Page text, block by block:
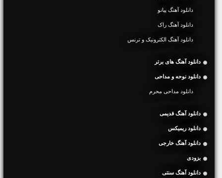
دانلود آهنگ پیانو
دانلود آهنگ راک
دانلود آهنگ الکترونیک و ترنس
دانلود آهنگ های برتر
دانلود نوحه و مداحی
دانلود مداحی محرم
دانلود آهنگ قدیمی
دانلود ریمیکس
دانلود آهنگ خارجی
بزودی
دانلود آهنگ سنتی